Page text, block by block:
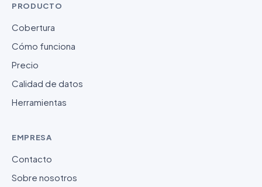
PRODUCTO
Cobertura
Cómo funciona
Precio
Calidad de datos
Herramientas
EMPRESA
Contacto
Sobre nosotros